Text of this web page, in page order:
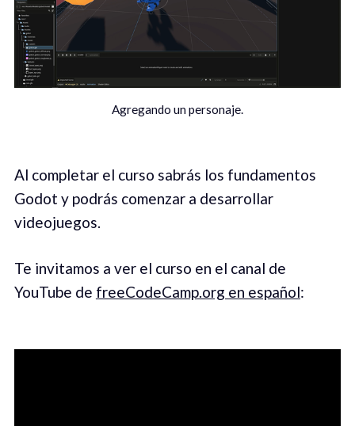
Agregando un personaje.
Al completar el curso sabrás los fundamentos
Godot y podrás comenzar a desarrollar
videojuegos.
Te invitamos a ver el curso en el canal de
YouTube de freeCodeCamp.org en español: